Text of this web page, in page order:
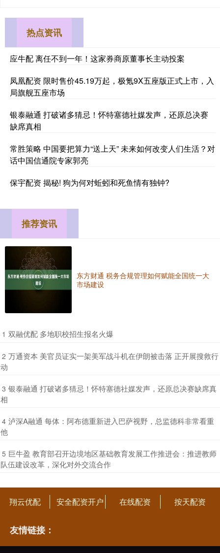
热点资讯
应牛配 离任不到一年！这家券商原董事长主动投案
凤凰配资 限时售价45.19万起，极氪9X五座版正式上市，入
局旗舰五座市场
银泰融通 打破诸多猜忌！怀特塞德社媒发声，还原总决赛
缺席真相
常胜策略 中国要把算力“送上天” 未来如何改变人们生活？对
话中国信通院专家郭亮
保宇配资 揭秘! 狗为何对蚯蚓和死鱼情有独钟?
推荐资讯
东方财通 税务合规管理如何赋能全国统一大
市场建设
1 ​双融优配 多地职校招生报名火爆
2 ​万通资本 美官员证实一架美军战斗机在伊朗被击落 正开展搜救行
动
3 ​银泰融通 打破诸多猜忌！怀特塞德社媒发声，还原总决赛缺席真
相
4 ​泸深A融通 每体：阿布德重新进入巴萨视野，总监德科非常看重
他
5 ​巨牛盈 教育部召开边境地区基础教育发展工作推进会：推进教师
队伍建设改革，深化对外交流合作
翔云优配 安全配资开户 在线配资 按天配资
友情链接：